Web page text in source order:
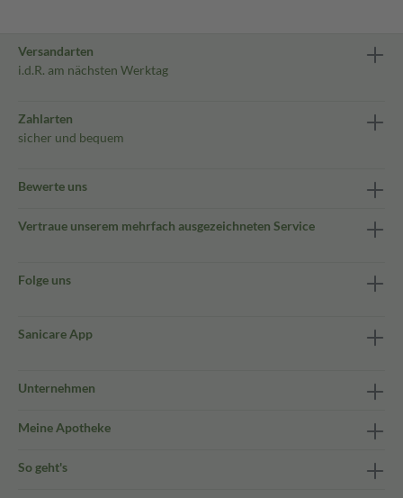
Versandarten
i.d.R. am nächsten Werktag
Zahlarten
sicher und bequem
Bewerte uns
Vertraue unserem mehrfach ausgezeichneten Service
Folge uns
Sanicare App
Unternehmen
Meine Apotheke
So geht's